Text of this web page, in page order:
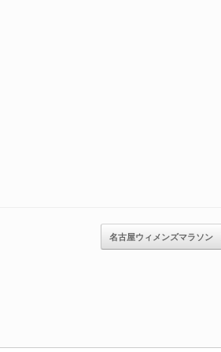
名古屋ウィメンズマラソン